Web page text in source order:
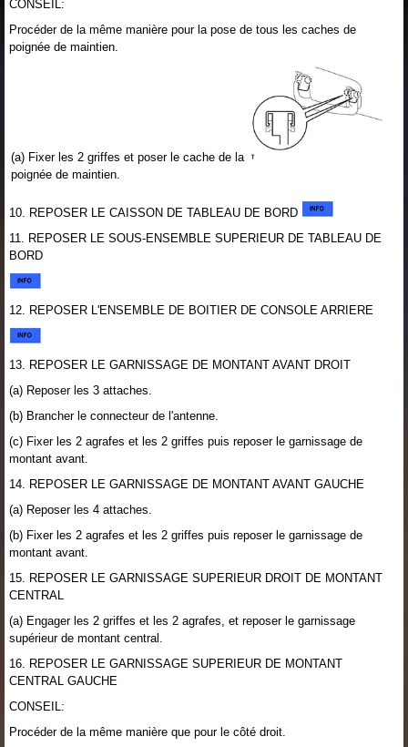
CONSEIL:
Procéder de la même manière pour la pose de tous les caches de
poignée de maintien.
(a) Fixer les 2 griffes et poser le cache de la
poignée de maintien.
10. REPOSER LE CAISSON DE TABLEAU DE BORD
11. REPOSER LE SOUS-ENSEMBLE SUPERIEUR DE TABLEAU DE
BORD
12. REPOSER L'ENSEMBLE DE BOITIER DE CONSOLE ARRIERE
13. REPOSER LE GARNISSAGE DE MONTANT AVANT DROIT
(a) Reposer les 3 attaches.
(b) Brancher le connecteur de l'antenne.
(c) Fixer les 2 agrafes et les 2 griffes puis reposer le garnissage de
montant avant.
14. REPOSER LE GARNISSAGE DE MONTANT AVANT GAUCHE
(a) Reposer les 4 attaches.
(b) Fixer les 2 agrafes et les 2 griffes puis reposer le garnissage de
montant avant.
15. REPOSER LE GARNISSAGE SUPERIEUR DROIT DE MONTANT
CENTRAL
(a) Engager les 2 griffes et les 2 agrafes, et reposer le garnissage
supérieur de montant central.
16. REPOSER LE GARNISSAGE SUPERIEUR DE MONTANT
CENTRAL GAUCHE
CONSEIL:
Procéder de la même manière que pour le côté droit.